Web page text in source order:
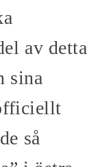
av detta
sina
så